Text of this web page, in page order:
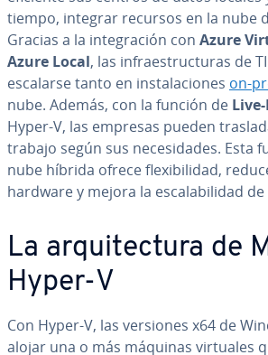
tiempo, integrar recursos en la nube
Gracias a la in­te­gra­ción con Azure
Azure Local, las in­frae­s­tru­c­tu­ras de
escalarse tanto en in­s­ta­la­cio­nes on-
nube. Además, con la función de
Hyper-V, las empresas pueden
trabajo según sus ne­ce­si­da­des. Esta
nube híbrida ofrece fle­xi­bi­li­dad,
hardware y mejora la es­ca­la­bi­li­dad
La ar­qui­te­c­tu­ra de
Hyper-V
Con Hyper-V, las versiones x64 de
alojar una o más máquinas virtuales